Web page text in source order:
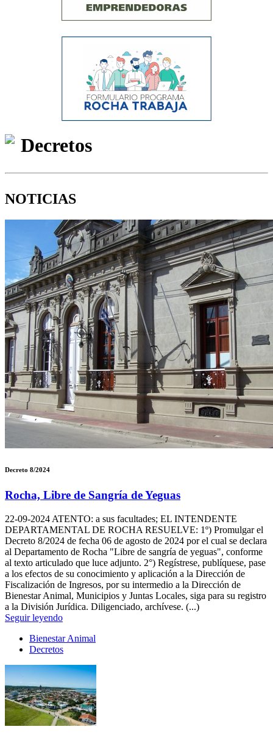
Decretos
NOTICIAS
Decreto 8/2024
Rocha, Libre de Sangría de Yeguas
22-09-2024 ATENTO: a sus facultades; EL INTENDENTE
DEPARTAMENTAL DE ROCHA RESUELVE: 1º) Promulgar el
Decreto 8/2024 de fecha 06 de agosto de 2024 por el cual se declara
al Departamento de Rocha "Libre de sangría de yeguas", conforme
al texto articulado que luce adjunto. 2°) Regístrese, publíquese, pase
a los efectos de su conocimiento y aplicación a la Dirección de
Fiscalización de Ingresos, por su intermedio a la Dirección de
Bienestar Animal, Municipios y Juntas Locales, siga para su registro
a la División Jurídica. Diligenciado, archívese. (...)
Seguir leyendo
Bienestar Animal
Decretos